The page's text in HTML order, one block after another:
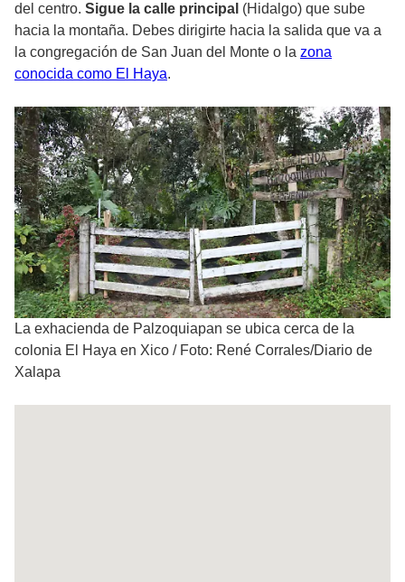
del centro. Sigue la calle principal (Hidalgo) que sube
hacia la montaña. Debes dirigirte hacia la salida que va a
la congregación de San Juan del Monte o la zona
conocida como El Haya.
La exhacienda de Palzoquiapan se ubica cerca de la
colonia El Haya en Xico / Foto: René Corrales/Diario de
Xalapa